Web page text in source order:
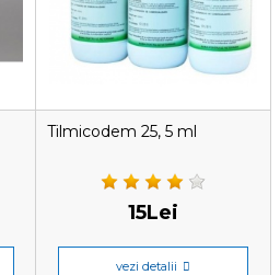
Tilmicodem 25, 5 ml
15Lei
vezi detalii